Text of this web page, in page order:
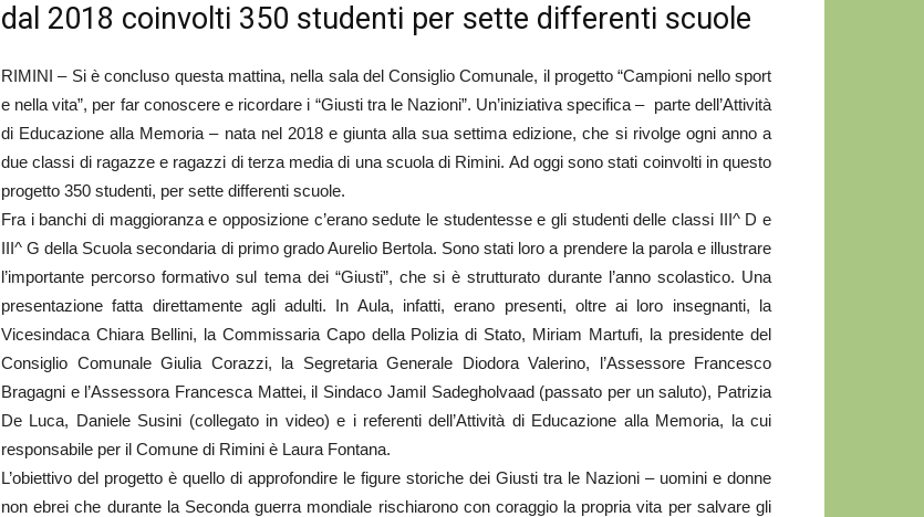
dal 2018 coinvolti 350 studenti per sette differenti scuole
RIMINI – Si è concluso questa mattina, nella sala del Consiglio Comunale, il progetto “Campioni nello sport
e nella vita”, per far conoscere e ricordare i “Giusti tra le Nazioni”. Un’iniziativa specifica – parte dell’Attività
di Educazione alla Memoria – nata nel 2018 e giunta alla sua settima edizione, che si rivolge ogni anno a
due classi di ragazze e ragazzi di terza media di una scuola di Rimini. Ad oggi sono stati coinvolti in questo
progetto 350 studenti, per sette differenti scuole.
Fra i banchi di maggioranza e opposizione c’erano sedute le studentesse e gli studenti delle classi III^ D e
III^ G della Scuola secondaria di primo grado Aurelio Bertola. Sono stati loro a prendere la parola e illustrare
l’importante percorso formativo sul tema dei “Giusti”, che si è strutturato durante l’anno scolastico. Una
presentazione fatta direttamente agli adulti. In Aula, infatti, erano presenti, oltre ai loro insegnanti, la
Vicesindaca Chiara Bellini, la Commissaria Capo della Polizia di Stato, Miriam Martufi, la presidente del
Consiglio Comunale Giulia Corazzi, la Segretaria Generale Diodora Valerino, l’Assessore Francesco
Bragagni e l’Assessora Francesca Mattei, il Sindaco Jamil Sadegholvaad (passato per un saluto), Patrizia
De Luca, Daniele Susini (collegato in video) e i referenti dell’Attività di Educazione alla Memoria, la cui
responsabile per il Comune di Rimini è Laura Fontana.
L’obiettivo del progetto è quello di approfondire le figure storiche dei Giusti tra le Nazioni – uomini e donne
non ebrei che durante la Seconda guerra mondiale rischiarono con coraggio la propria vita per salvare gli